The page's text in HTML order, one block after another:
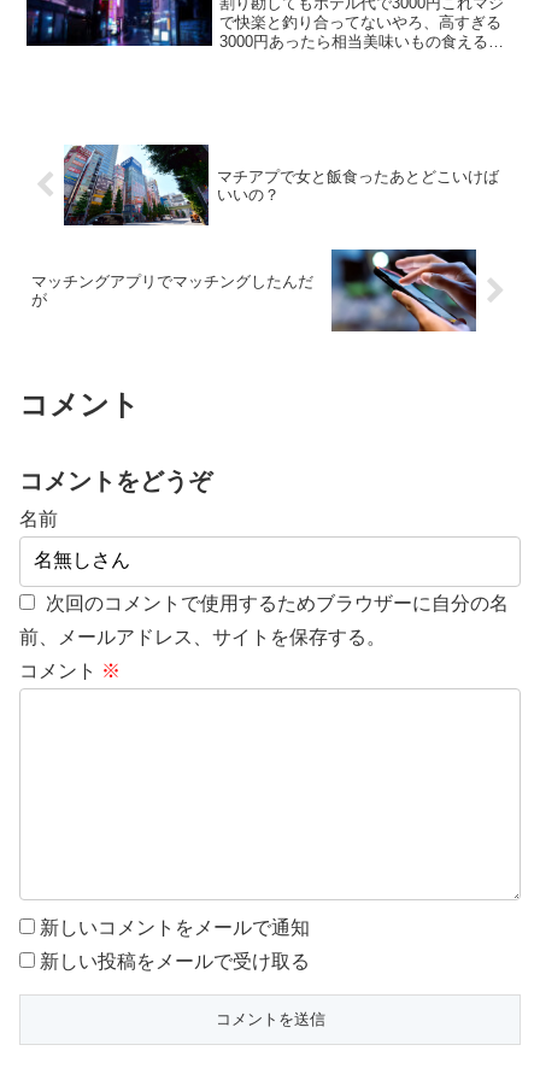
で快楽と釣り合ってないやろ、高すぎる
3000円あったら相当美味いもの食えるん
マチアプで女と飯食ったあとどこいけば
いいの？
マッチングアプリでマッチングしたんだ
が
コメント
コメントをどうぞ
名前
次回のコメントで使用するためブラウザーに自分の名
前、メールアドレス、サイトを保存する。
コメント ※
新しいコメントをメールで通知
新しい投稿をメールで受け取る